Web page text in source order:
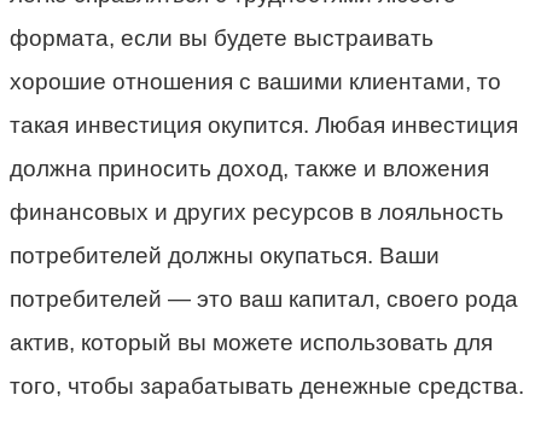
формата, если вы будете выстраивать
хорошие отношения с вашими клиентами, то
такая инвестиция окупится. Любая инвестиция
должна приносить доход, также и вложения
финансовых и других ресурсов в лояльность
потребителей должны окупаться. Ваши
потребителей — это ваш капитал, своего рода
актив, который вы можете использовать для
того, чтобы зарабатывать денежные средства.